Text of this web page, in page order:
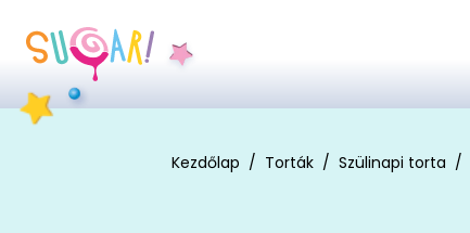
Kezdőlap Torták Szülinapi torta